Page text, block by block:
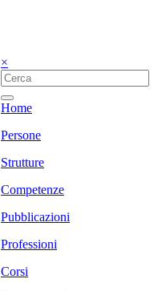
×
Home
Persone
Strutture
Competenze
Pubblicazioni
Professioni
Corsi